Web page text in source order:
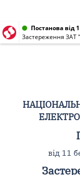
Постанова від
від 11